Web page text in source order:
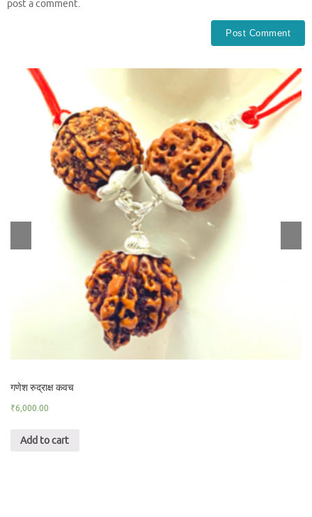
post a comment.
गणेश रुद्राक्ष कवच
₹6,000.00
Add to cart